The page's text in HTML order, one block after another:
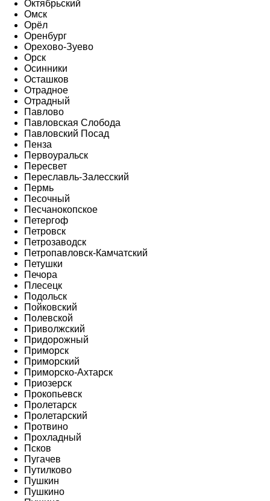
Октябрьский
Омск
Орёл
Оренбург
Орехово-Зуево
Орск
Осинники
Осташков
Отрадное
Отрадный
Павлово
Павловская Слобода
Павловский Посад
Пенза
Первоуральск
Пересвет
Переславль-Залесский
Пермь
Песочный
Песчанокопское
Петергоф
Петровск
Петрозаводск
Петропавловск-Камчатский
Петушки
Печора
Плесецк
Подольск
Пойковский
Полевской
Приволжский
Придорожный
Приморск
Приморский
Приморско-Ахтарск
Приозерск
Прокопьевск
Пролетарск
Пролетарский
Протвино
Прохладный
Псков
Пугачев
Путилково
Пушкин
Пушкино